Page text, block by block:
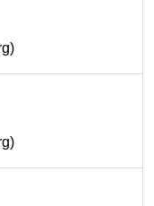
)
)